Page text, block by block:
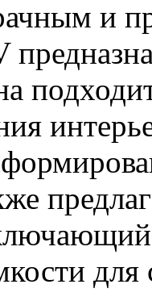
и
для